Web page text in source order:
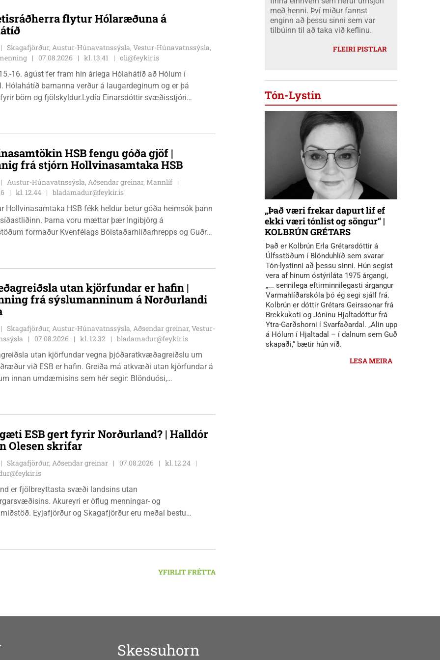
flytur Hólaræðuna á
Skagafjörður, Austur-Húnavatnssýsla, Vestur-Húnavatnssýsla,
07.08.2026 kl. 13.41
oli@feykir.is
16. ágúst fer fram hin árlega Hólahátíð að Hólum í
Hólahátíð barnanna verður á laugardeginum og er þá
börn og fjölskyldur.Lydía Einarsdóttir svæðisstjóri
HSB fengu góða gjöf |
frá stjórn Hollvinasamtaka HSB
Austur-Húnavatnssýsla, Aðsendar greinar, Mannlíf
kl. 12.44
bladamadur@feykir.is
Hollvinasamtaka HSB fékk heldur betur góða heimsók þann
Þarna voru mættar þær Ingibjörg á
formaður Kvenfélags Bólstaðarhlíðarhrepps og Guðrún
í aðstöðu sjúkraþjálfara.
utan kjörfundar er hafin |
frá sýslumanninum á Norðurlandi
Skagafjörður, Austur-Húnavatnssýsla, Aðsendar greinar, Vestur-
07.08.2026 kl. 12.32
bladamadur@feykir.is
utan kjörfundar vegna þjóðaratkvæðagreiðslu um
er hafin. Greiða má atkvæði utan kjörfundar á
innan umdæmisins sem hér segir: Blönduósi,
- 15:00. Hvammstanga, ráðhúsi Húnaþings vestra að
og föstudaga kl. 10:00 - 12:00. Skagaströnd,
að Túnbraut 1-3, Skagaströnd, mánudaga -
kl. 09:00 - 12:00 og 13:00 - 15:00, frá og með
17. ágúst 2026.
ESB gert fyrir Norðurland? | Halldór
Olesen skrifar
Skagafjörður, Aðsendar greinar 07.08.2026
kl. 12.24
er fjölbreyttasta svæði landsins utan
Akureyri er öflug menningar- og
Eyjafjörður og Skagafjörður eru meðal bestu
og nýsköpun.
YFIRLIT FRÉTTA
með henni. Því miður fannst
enginn að þessu sinni sem var
tilbúinn til að taka við keflinu.
FLEIRI PISTLAR
Tón-Lystin
„Það væri frekar dapurt líf ef
ekki væri tónlist og söngur“ |
KOLBRÚN GRÉTARS
Það er Kolbrún Erla Grétarsdóttir á
Úlfsstöðum í Blönduhlíð sem svarar
Tón-lystinni að þessu sinni. Hún segist
vera af hinum óstýriláta 1975 árgangi,
„... sennilega eftirminnilegasti árgangur
Varmahlíðarskóla þó ég segi sjálf frá.
Kolbrún er dóttir Grétars Geirssonar frá
Brekkukoti og Jónínu Hjaltadóttur frá
Ytra-Garðshorni í Svarfaðardal. „Alin upp
á Hólum í Hjaltadal – í dalnum sem Guð
skapaði,“ bætir hún við.
LESA MEIRA
Skessuhorn